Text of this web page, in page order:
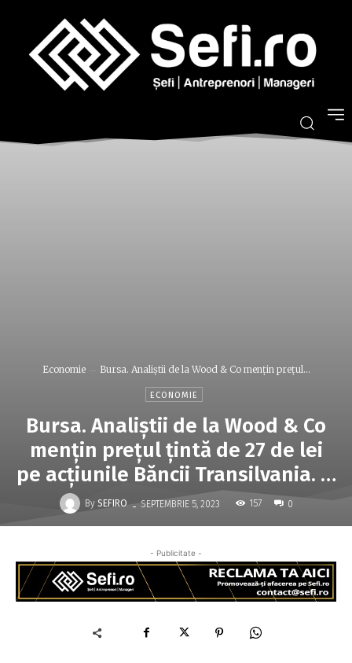
Economie Bursa. Analiştii de la Wood & Co menţin preţul...
ECONOMIE
Bursa. Analiştii de la Wood & Co
menţin preţul ţintă de 27 de lei
pe acţiunile Băncii Transilvania. …
By SEFIRO - SEPTEMBRIE 5, 2023 157 0
- Publicitate -